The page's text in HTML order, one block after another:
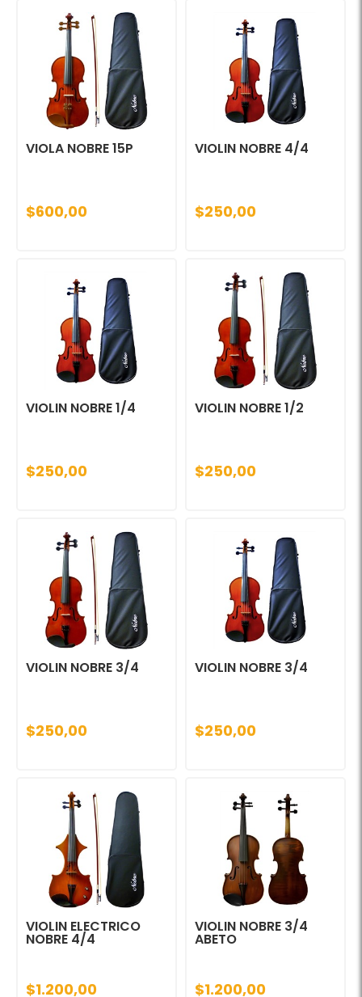
VIOLA NOBRE 15P
$600,00
VIOLIN NOBRE 4/4
$250,00
VIOLIN NOBRE 1/4
$250,00
VIOLIN NOBRE 1/2
$250,00
VIOLIN NOBRE 3/4
$250,00
VIOLIN NOBRE 3/4
$250,00
VIOLIN ELECTRICO
NOBRE 4/4
$1.200,00
VIOLIN NOBRE 3/4
ABETO
$1.200,00